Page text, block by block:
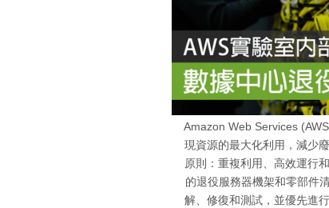
Amazon Web Services
現資源的最大化利用，減少
原則：重複利用、高效運行
的退役服務器機架和零部件
解、修復和測試，並優先進